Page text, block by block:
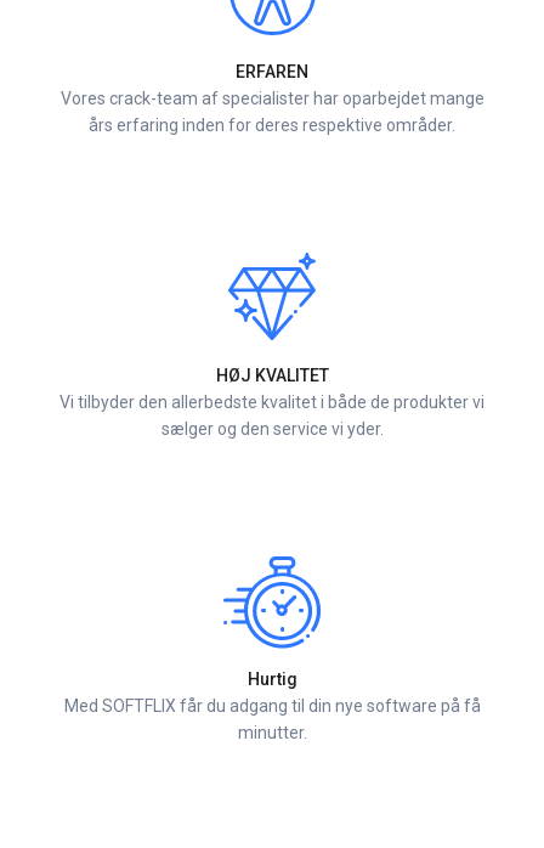
ERFAREN
Vores crack-team af specialister har oparbejdet mange
års erfaring inden for deres respektive områder.
HØJ KVALITET
Vi tilbyder den allerbedste kvalitet i både de produkter vi
sælger og den service vi yder.
Hurtig
Med SOFTFLIX får du adgang til din nye software på få
minutter.